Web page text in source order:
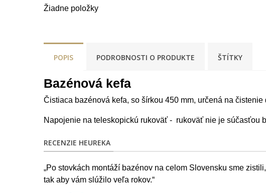
Žiadne položky
POPIS PODROBNOSTI O PRODUKTE ŠTÍTKY
Bazénová kefa
Čistiaca bazénová kefa, so šírkou 450 mm, určená na čistenie
Napojenie na teleskopickú rukoväť - rukoväť nie je súčasťou
RECENZIE HEUREKA
„Po stovkách montáží bazénov na celom Slovensku sme
tak aby vám slúžilo veľa rokov.“